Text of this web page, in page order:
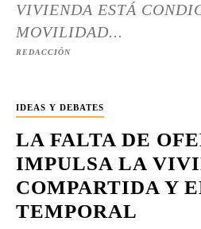
VIVIENDA ESTÁ
MOVILIDAD...
REDACCIÓN
IDEAS Y DEBATES
LA FALTA DE
IMPULSA LA
COMPARTIDA Y
TEMPORAL